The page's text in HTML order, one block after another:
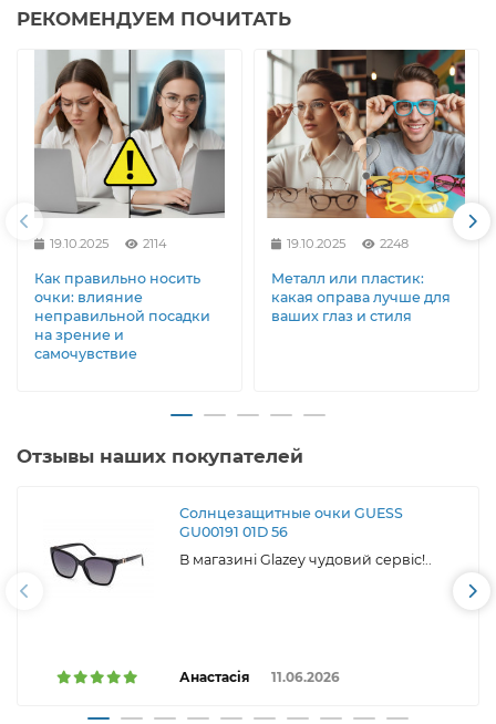
РЕКОМЕНДУЕМ ПОЧИТАТЬ
19.10.2025 2114
Как правильно носить
очки: влияние
неправильной посадки
на зрение и
самочувствие
19.10.2025 2248
Металл или пластик:
какая оправа лучше для
ваших глаз и стиля
Отзывы наших покупателей
Солнцезащитные очки GUESS
GU00191 01D 56
В магазині Glazey чудовий сервіс!..
Анастасія 11.06.2026